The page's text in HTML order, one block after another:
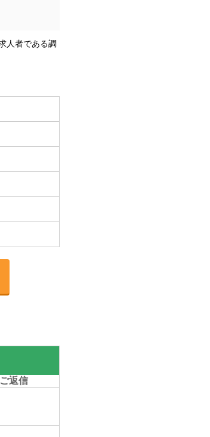
人者である調
返信